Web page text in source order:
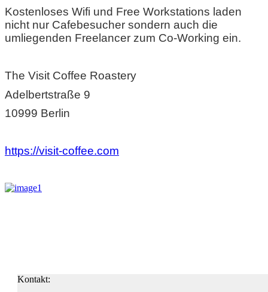
Kostenloses Wifi und Free Workstations laden
nicht nur Cafebesucher sondern auch die
umliegenden Freelancer zum Co-Working ein.
The Visit Coffee Roastery
Adelbertstraße 9
10999 Berlin
https://visit-coffee.com
Kontakt: